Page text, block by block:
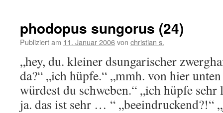
phodopus sungorus (24)
Publiziert am 11. Januar 2006von christian s.
„hey, du. kleiner dsungarischer
da?“ „ich hüpfe.“ „mmh. von hier
würdest du schweben.“ „ich hüpfe sehr
ja. das ist sehr … “ „beeindruckend?!“